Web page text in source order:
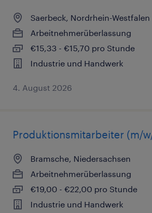
Saerbeck, Nordrhein-Westfalen
Arbeitnehmerüberlassung
€15,33 - €15,70 pro Stunde
Industrie und Handwerk
4. August 2026
Produktionsmitarbeiter (m/
Bramsche, Niedersachsen
Arbeitnehmerüberlassung
€19,00 - €22,00 pro Stunde
Industrie und Handwerk